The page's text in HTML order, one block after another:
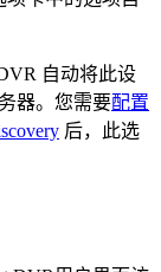
自动将此设
器。您需要配置
后，此选